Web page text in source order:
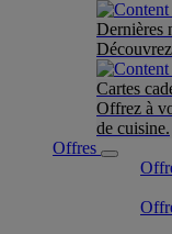
Dernières
Cartes
Offrez à
de cuisine.
Offres